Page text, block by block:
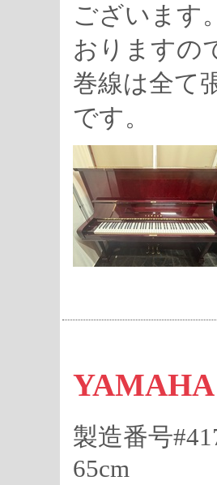
ございます
おりますの
巻線は全て
です。
YAMAHA
製造番号
65cm